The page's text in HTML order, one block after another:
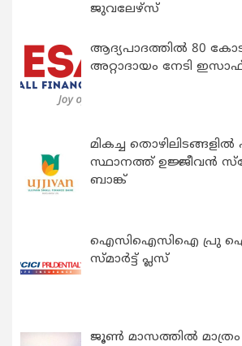
ജുവലേഴ്‌സ്
ആദ്യപാദത്തിൽ 80
അറ്റാദായം നേടി
മികച്ച തൊഴിലിടങ്ങളിൽ
സ്ഥാനത്ത് ഉജ്ജീവൻ
ബാങ്ക്
ഐസിഐസിഐ പ്രു
സ്മാർട്ട് പ്ലസ്
ജൂൺ മാസത്തിൽ മാത്രം